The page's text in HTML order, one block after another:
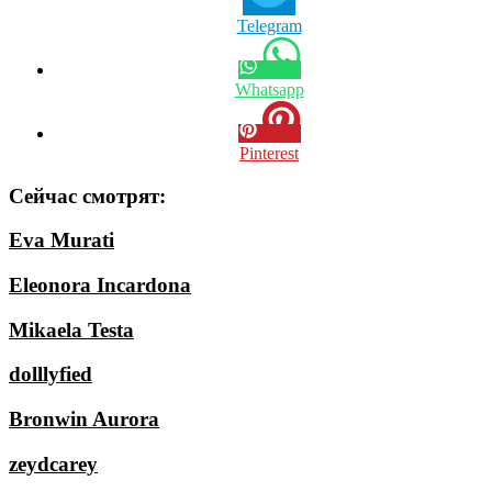
Telegram
Whatsapp
Pinterest
Сейчас смотрят:
Eva Murati
Eleonora Incardona
Mikaela Testa
dolllyfied
Bronwin Aurora
zeydcarey